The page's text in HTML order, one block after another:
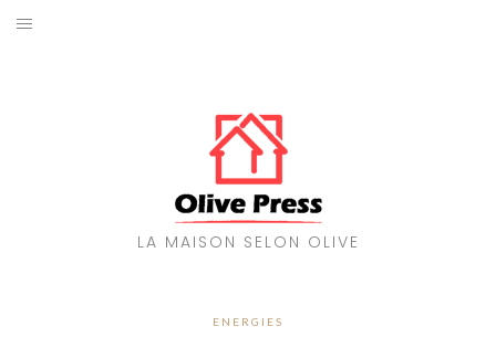
Aller
LA MAISON SELON OLIVE
ENERGIES